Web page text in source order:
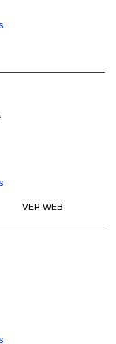
VER WEB